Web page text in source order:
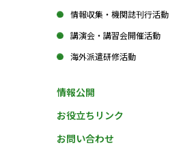
情報収集・機関誌刊行活動
講演会・講習会開催活動
海外派遣研修活動
情報公開
お役立ちリンク
お問い合わせ